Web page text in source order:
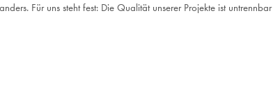
Für uns steht fest: Die Qualität unserer Projekte ist